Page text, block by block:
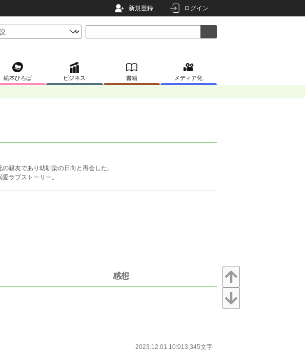
新規登録 ログイン
絵本ひろば ビジネス 書籍 メディア化
親友であり幼馴染の日向と再会した。
ラブストーリー。
感想
2023.12.01 10:013,345文字